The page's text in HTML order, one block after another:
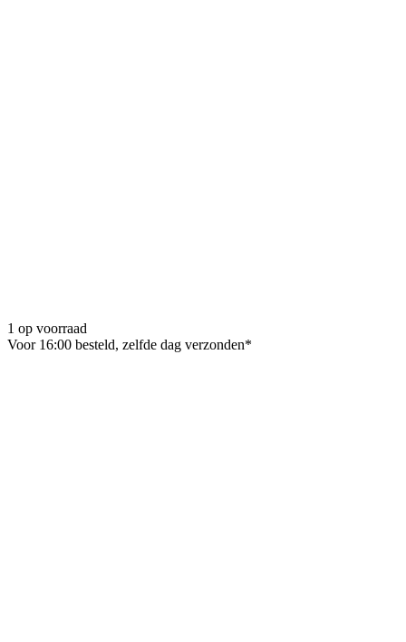
1 op voorraad
Voor 16:00 besteld, zelfde dag verzonden*